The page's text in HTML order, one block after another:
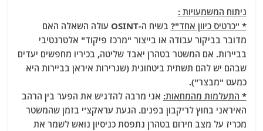
ניתוח המשמעויות :
* "כרטיס כיוון אחד"?
בשיח ה-OSINT עולה השאלה האם
מדובר בביקור עבודה או בייצור "מרכז פיקוד" אלטרנטיבי
בביירות. אם המשטר בטהרן יאבד שליטה, בכיריו מחפשים יעדים
שבהם יש להם תשתית ביטחונית (שגרירות איראן בביירות היא
כמעט "מבצר").
* התעלמות מהמחאות: אני מרבה להדגיש את הפער בין הרהב
האיראני בחוץ לריקבון בפנים. הגעת עראקצ'י בזמן שהמשטר
מכריז על מצב חירום בטהרן נתפסת כניסיון נואש לשמר את